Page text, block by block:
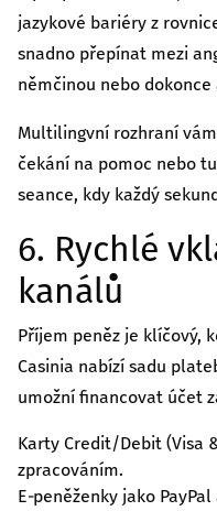
jazykové bariéry z
snadno přepínat mezi
němčinou nebo
Multilingvní rozhraní
čekání na pomoc nebo
seance, kdy každý
6. Rychlé
kanálů
Příjem peněz je klíčový,
Casinia nabízí sadu
umožní financovat účet
Karty Credit/Debit (Visa
zpracováním.
E‑peněženky jako